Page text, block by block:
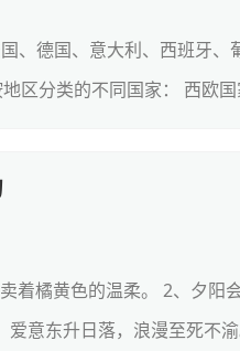
、德国、意大利、西班牙、
区分类的不同国家： 西欧
着橘黄色的温柔。 2、夕阳
意东升日落，浪漫至死不